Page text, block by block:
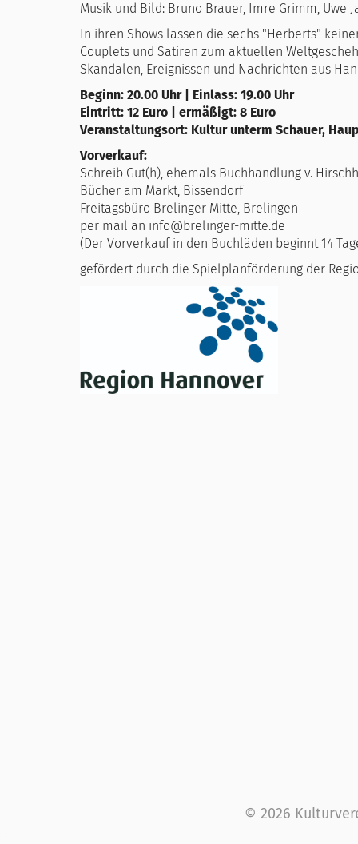
Musik und Bild: Bruno Brauer, Imre Grimm, Uwe
In ihren Shows lassen die sechs "Herberts"
Couplets und Satiren zum aktuellen
Skandalen, Ereignissen und Nachrichten aus
Beginn: 20.00 Uhr | Einlass: 19.00 Uhr
Eintritt: 12 Euro | ermäßigt: 8 Euro
Veranstaltungsort: Kultur unterm Schauer,
Vorverkauf:
Schreib Gut(h), ehemals Buchhandlung v.
Bücher am Markt, Bissendorf
Freitagsbüro Brelinger Mitte, Brelingen
per mail an info@brelinger-mitte.de
(Der Vorverkauf in den Buchläden beginnt 14
gefördert durch die Spielplanförderung der
© 2026